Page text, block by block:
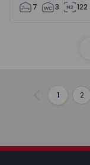
7 3 122
Anterior
1 2